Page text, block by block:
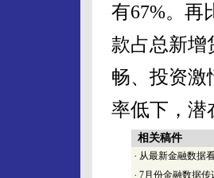
有67%。再
款占总新增
畅、投资激
率低下，潜
相关稿件
· 从最新金融数据
· 7月份金融数据传